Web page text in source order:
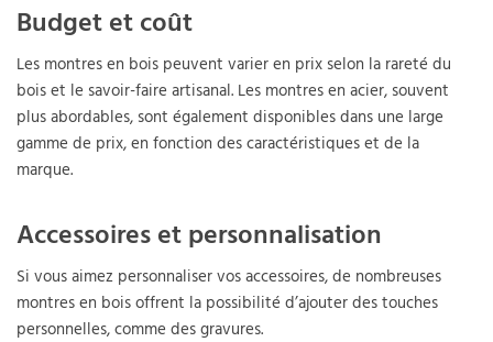
Budget et coût
Les montres en bois peuvent varier en prix selon la rareté du
bois et le savoir-faire artisanal. Les montres en acier, souvent
plus abordables, sont également disponibles dans une large
gamme de prix, en fonction des caractéristiques et de la
marque.
Accessoires et personnalisation
Si vous aimez personnaliser vos accessoires, de nombreuses
montres en bois offrent la possibilité d’ajouter des touches
personnelles, comme des gravures.